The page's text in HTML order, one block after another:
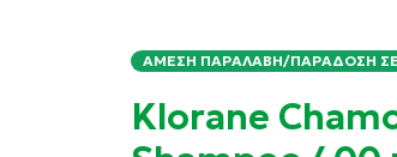
ΆΜΕΣΗ ΠΑΡΑΛΑΒΉ/ΠΑΡΆΔΟΣΗ ΣΕ
Klorane